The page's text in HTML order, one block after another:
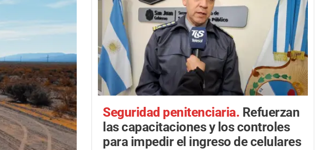
Seguridad penitenciaria. Refuerzan
las capacitaciones y los controles
para impedir el ingreso de celulares